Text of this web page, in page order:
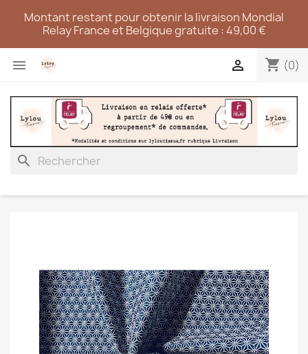
Montant restant pour obtenir la livraison Mondial
Relay France et Belgique gratuite : 49,00 €
 shopping_cart (0)

search